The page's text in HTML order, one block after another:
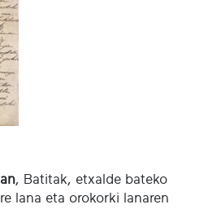
, Batitak, etxalde bateko
lana eta orokorki lanaren